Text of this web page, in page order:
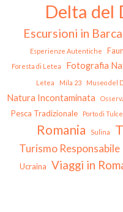
Delta del
Escursioni in Barca
Esperienze Autentiche
Foresta di Letea Fotografia
Letea Mila 23 Museo del
Natura Incontaminata
Pesca Tradizionale Porto di
Romania Sulina
Turismo Responsabile
Ucraina Viaggi in